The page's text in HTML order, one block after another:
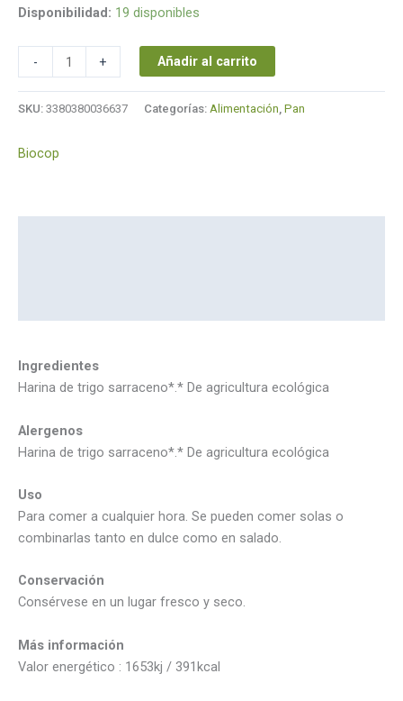
Disponibilidad: 19 disponibles
- + Añadir al carrito
SKU: 3380380036637 Categorías: Alimentación Pan
Biocop
Ingredientes
Harina de trigo sarraceno*.* De agricultura ecológica
Alergenos
Harina de trigo sarraceno*.* De agricultura ecológica
Uso
Para comer a cualquier hora. Se pueden comer solas o
combinarlas tanto en dulce como en salado.
Conservación
Consérvese en un lugar fresco y seco.
Más información
Valor energético : 1653kj / 391kcal